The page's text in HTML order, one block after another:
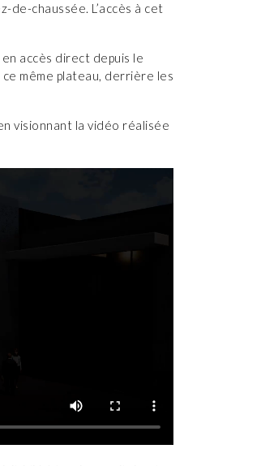
de-chaussée. L’accès à cet
accès direct depuis le
même plateau, derrière les
visionnant la vidéo réalisée